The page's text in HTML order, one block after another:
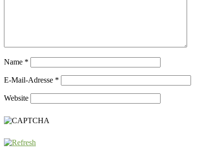
Name *
E-Mail-Adresse *
Website